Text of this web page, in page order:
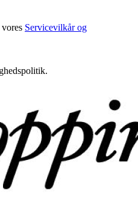
Servicevilkår og